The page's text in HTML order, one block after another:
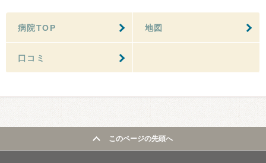
病院TOP 地図
口コミ
このページの先頭へ